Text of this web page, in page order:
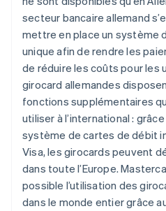
secteur bancaire allemand
mettre en place un système
unique afin de rendre les
de réduire les coûts pour les
girocard allemandes
fonctions supplémentaires
utiliser à l’international :
système de cartes de débit
Visa, les girocards peuvent
dans toute l’Europe.
possible l’utilisation des
dans le monde entier grâce